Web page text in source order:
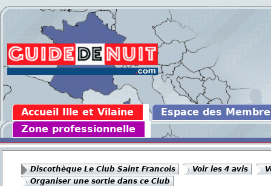
Accueil Ille et Vilaine
Espace des Membre
Zone professionnelle
Discothèque Le Club Saint Francois Voir les 4 avis
Organiser une sortie dans ce Club